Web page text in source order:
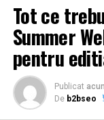
Tot ce
Summer
pentru
Publicat
De b2bseo